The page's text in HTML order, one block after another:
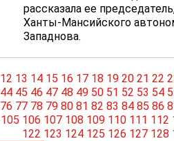
рассказала ее
Ханты-Мансийского
Западнова.
12 13 14 15 16 17 18 19 20 21 22
44 45 46 47 48 49 50 51 52 53 54
76 77 78 79 80 81 82 83 84 85 86
105 106 107 108 109 110 111 112
122 123 124 125 126 127 128